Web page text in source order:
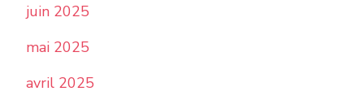
juin 2025
mai 2025
avril 2025